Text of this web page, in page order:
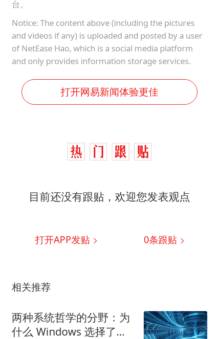
台。
Notice: The content above (including the pictures
and videos if any) is uploaded and posted by a user
of NetEase Hao, which is a social media platform
and only provides information storage services.
打开网易新闻体验更佳
目前还没有跟贴，欢迎您发表观点
打开APP发贴 0条跟贴
相关推荐
两种系统哲学的分野：为
什么 Windows 选择了